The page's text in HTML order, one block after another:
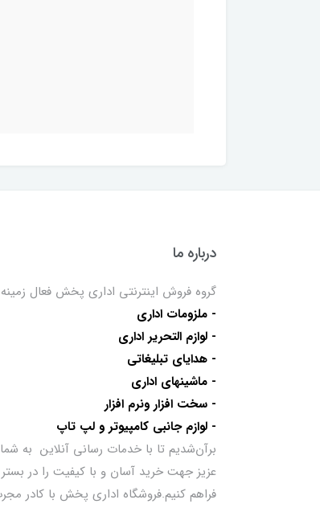
درباره ما
گروه فروش اینترنتی اداری پخش فعال
- ملزومات اداری
- لوازم التحریر اداری
- هدایای تبلیغاتی
- ماشینهای اداری
- سخت افزار ونرم افزار
- لوازم جانبی کامپیوتر و لپ تاپ
برآن‌شدیم تا با خدمات رسانی آنلاین به
عزیز جهت خرید آسان و با کیفیت را در بستر
فراهم کنیم.فروشگاه اداری پخش با کادر